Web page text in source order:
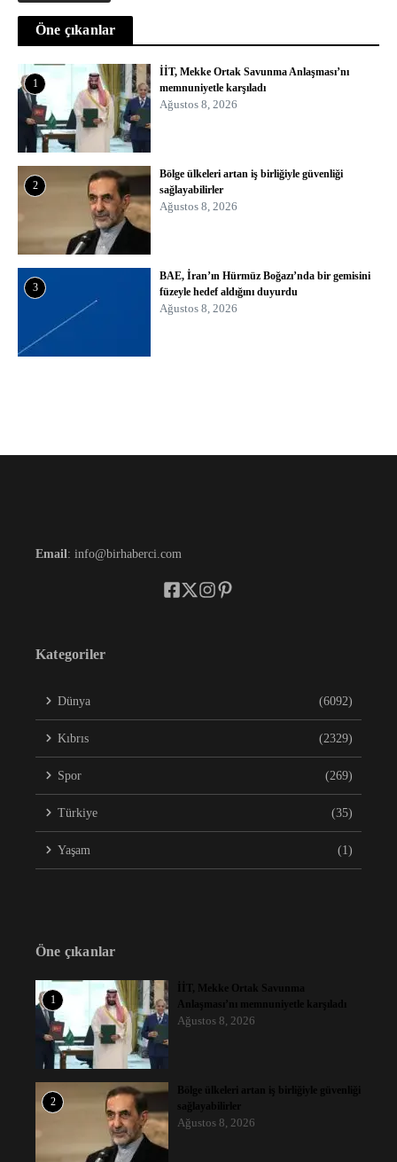
Öne çıkanlar
1
İİT, Mekke Ortak Savunma Anlaşması’nı
memnuniyetle karşıladı
Ağustos 8, 2026
2
Bölge ülkeleri artan iş birliğiyle güvenliği
sağlayabilirler
Ağustos 8, 2026
3
BAE, İran’ın Hürmüz Boğazı’nda bir gemisini
füzeyle hedef aldığını duyurdu
Ağustos 8, 2026
Email : info@birhaberci.com
Kategoriler
Dünya (6092)
Kıbrıs (2329)
Spor (269)
Türkiye (35)
Yaşam (1)
Öne çıkanlar
1
İİT, Mekke Ortak Savunma
Anlaşması’nı memnuniyetle karşıladı
Ağustos 8, 2026
2
Bölge ülkeleri artan iş birliğiyle güvenliği
sağlayabilirler
Ağustos 8, 2026